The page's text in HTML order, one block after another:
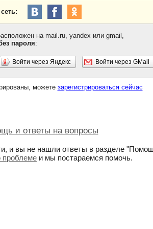
на mail.ru, yandex или gmail,
пароля:
Войти через Яндекс Войти через GMail
можете зарегистрироваться сейчас
и ответы на вопросы
и вы не нашли ответы в разделе
проблеме и мы постараемся помочь.